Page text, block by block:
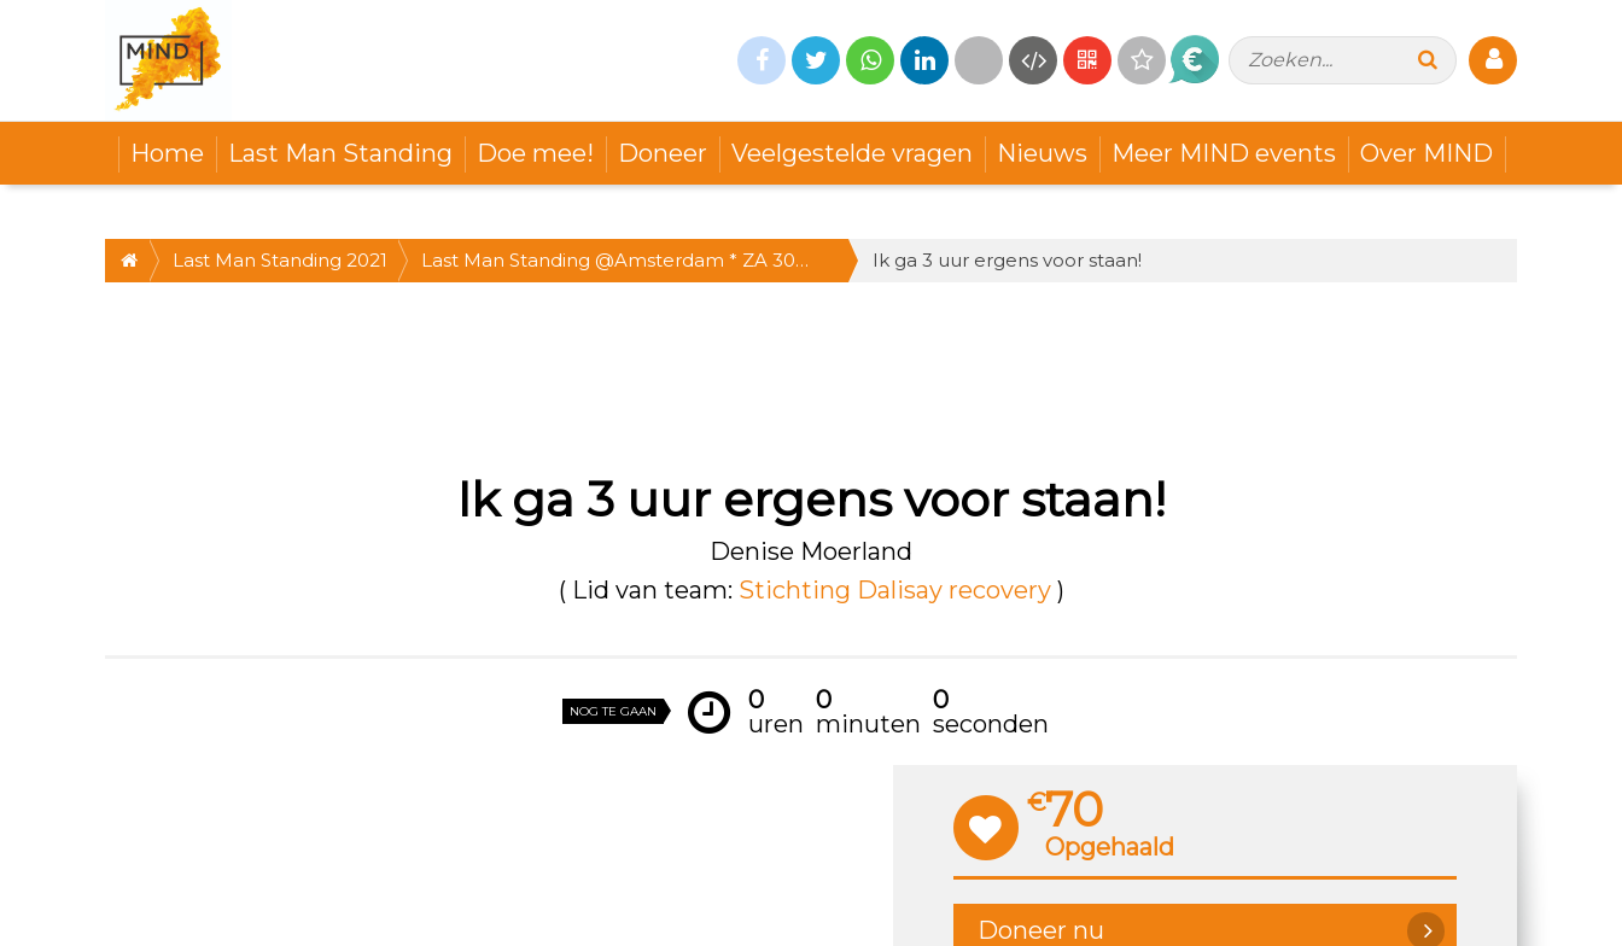
Zoeken...
Home Last Man Standing Doe mee! Doneer Veelgestelde vragen Nieuws Meer MIND events Over MIND
Last Man Standing 2021
Last Man Standing @Amsterdam * ZA 30
Ik ga 3 uur ergens voor staan!
Ik ga 3 uur ergens voor staan!
Denise Moerland
( Lid van team: Stichting Dalisay recovery)
NOG TE GAAN
0
uren
0
minuten
0
seconden
€70
Opgehaald
Doneer nu